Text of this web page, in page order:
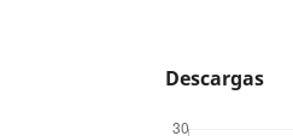
Descargas